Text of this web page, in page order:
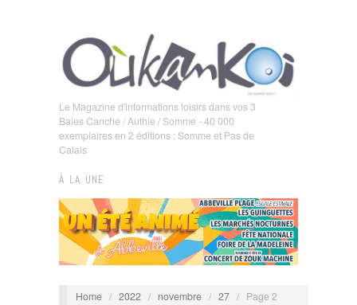
Le Magazine d'informations loisirs dans vos 3
Baies Canche / Authie / Somme - 40 000
exemplaires en 2 éditions : Somme et Pas de
Calais
À LA UNE
Home / 2022 / novembre / 27 / Page 2